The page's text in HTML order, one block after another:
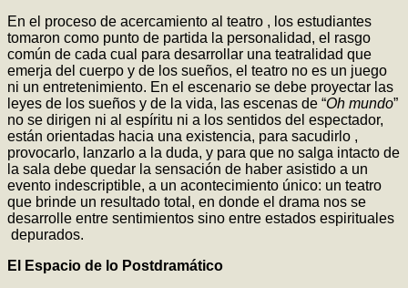
En el proceso de acercamiento al teatro , los estudiantes
tomaron como punto de partida la personalidad, el rasgo
común de cada cual para desarrollar una teatralidad que
emerja del cuerpo y de los sueños, el teatro no es un juego
ni un entretenimiento. En el escenario se debe proyectar las
leyes de los sueños y de la vida, las escenas de “Oh mundo”
no se dirigen ni al espíritu ni a los sentidos del espectador,
están orientadas hacia una existencia, para sacudirlo ,
provocarlo, lanzarlo a la duda, y para que no salga intacto de
la sala debe quedar la sensación de haber asistido a un
evento indescriptible, a un acontecimiento único: un teatro
que brinde un resultado total, en donde el drama nos se
desarrolle entre sentimientos sino entre estados espirituales
depurados.
El Espacio de lo Postdramático